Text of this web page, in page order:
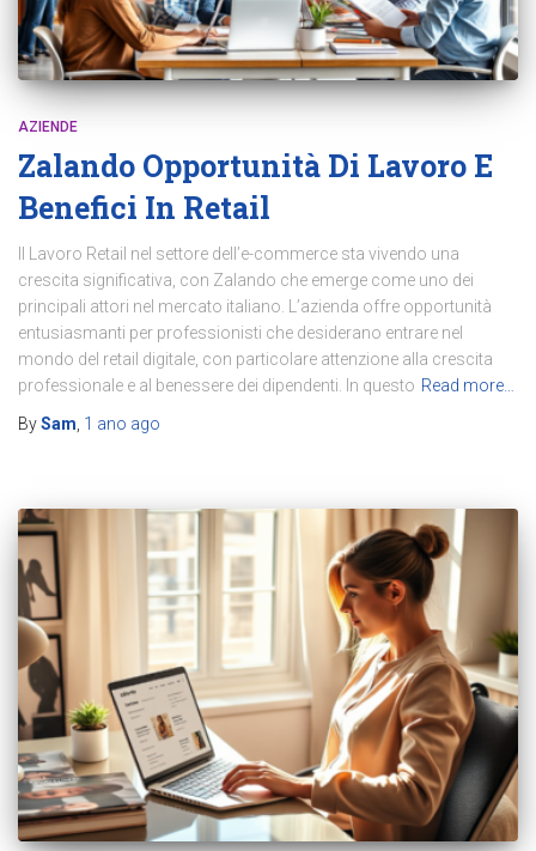
AZIENDE
Zalando Opportunità Di Lavoro E
Benefici In Retail
Il Lavoro Retail nel settore dell’e-commerce sta vivendo una
crescita significativa, con Zalando che emerge come uno dei
principali attori nel mercato italiano. L’azienda offre opportunità
entusiasmanti per professionisti che desiderano entrare nel
mondo del retail digitale, con particolare attenzione alla crescita
professionale e al benessere dei dipendenti. In questo Read more…
BySam 1 ano ago